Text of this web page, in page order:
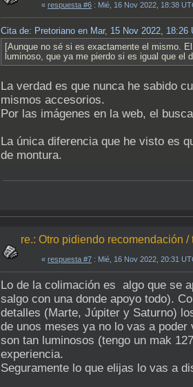
« respuesta #6 : Mié, 16 Nov 2022, 18:38
Cita de: Pretoriano en Mar, 15 Nov 2022, 18:26
[Aunque no sé si es exactamente el mismo.
luminoso, que ya me pierdo si es igual que el
La verdad es que nunca he sabido
mismos accesorios.
Por las imágenes en la web, el
La única diferencia que he visto es
de montura.
re.: Otro pidiendo recomendación
« respuesta #7 : Mié, 16 Nov 2022, 20:31
Lo de la colimación es algo que se
salgo con una donde apoyo todo).
detalles (Marte, Júpiter y Saturno)
de unos meses ya no lo vas a
son tan luminosos (tengo un mak
experiencia.
Seguramente lo que elijas lo vas a